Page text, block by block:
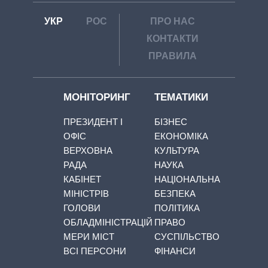
УКР РОС
ПРО НАС
КОНТАКТИ
ПРАВИЛА
МОНІТОРИНГ
ПРЕЗИДЕНТ І
ОФІС
ВЕРХОВНА
РАДА
КАБІНЕТ
МІНІСТРІВ
ГОЛОВИ
ОБЛАДМІНІСТРАЦІЙ
МЕРИ МІСТ
ВСІ ПЕРСОНИ
ТЕМАТИКИ
БІЗНЕС
ЕКОНОМІКА
КУЛЬТУРА
НАУКА
НАЦІОНАЛЬНА
БЕЗПЕКА
ПОЛІТИКА
ПРАВО
СУСПІЛЬСТВО
ФІНАНСИ